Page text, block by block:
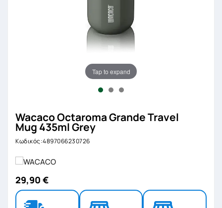
Tap to expand
Wacaco Octaroma Grande Travel
Mug 435ml Grey
Κωδικός:4897066230726
29,90 €